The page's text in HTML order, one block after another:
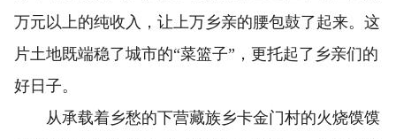
万元以上的纯收入，让上万乡亲的腰包鼓了起来。这
片土地既端稳了城市的“菜篮子”，更托起了乡亲们的
好日子。
从承载着乡愁的下营藏族乡卡金门村的火烧馍馍